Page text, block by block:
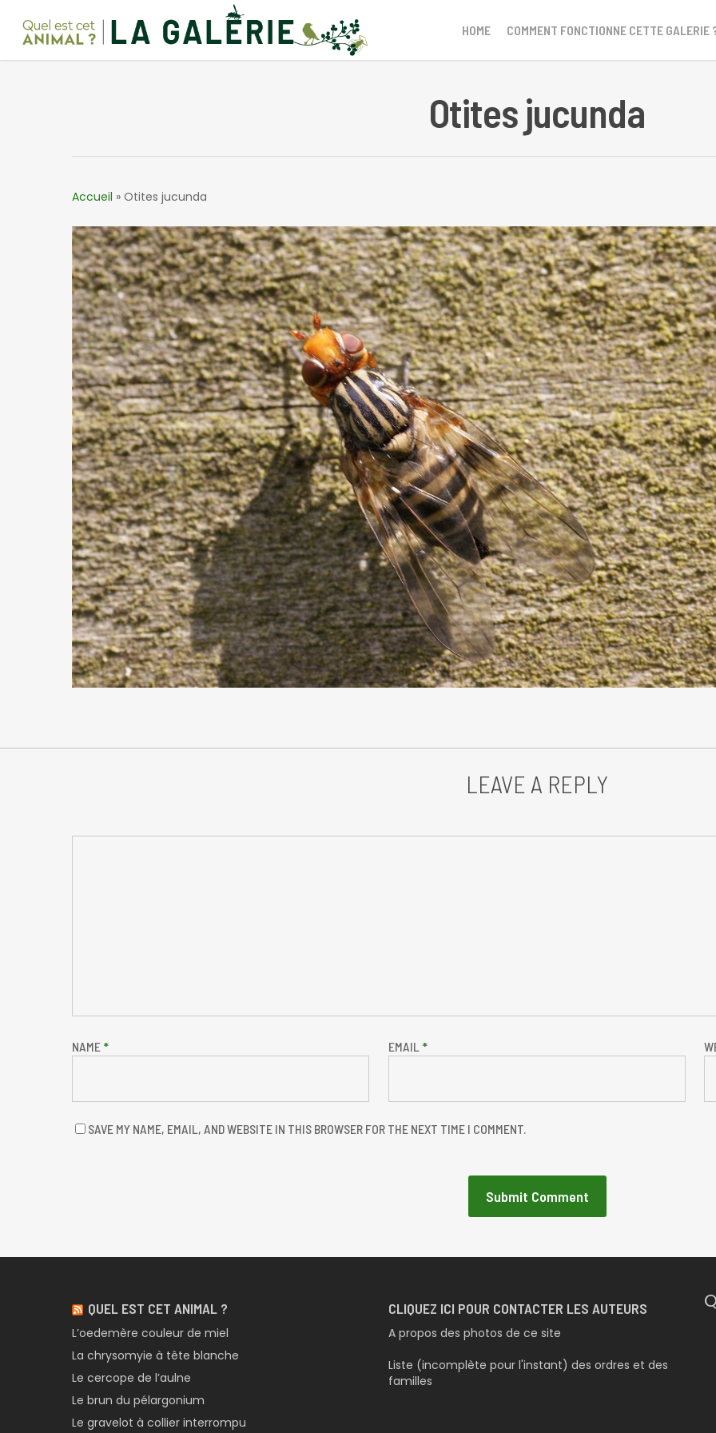
main
HOME COMMENT FONCTIONNE CETTE GALERIE
Otites jucunda
Accueil » Otites jucunda
LEAVE A REPLY
NAME * EMAIL *
SAVE MY NAME, EMAIL, AND WEBSITE IN THIS BROWSER FOR THE NEXT TIME I COMMENT.
QUEL EST CET ANIMAL ?
L’oedemère couleur de miel
La chrysomyie à tête blanche
Le cercope de l’aulne
Le brun du pélargonium
Le gravelot à collier interrompu
CLIQUEZ ICI POUR CONTACTER LES AUTEURS
A propos des photos de ce site
Liste (incomplète pour l'instant) des ordres et des
familles